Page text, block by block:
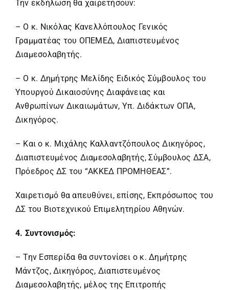
Την εκδήλωση θα χαιρετήσουν:
– Ο κ. Νικόλας Κανελλόπουλος Γενικός
Γραμματέας του ΟΠΕΜΕΔ, Διαπιστευμένος
Διαμεσολαβητής.
– Ο κ. Δημήτρης Μελίδης Ειδικός Σύμβουλος του
Υπουργού Δικαιοσύνης Διαφάνειας και
Ανθρωπίνων Δικαιωμάτων, Υπ. Διδάκτων ΟΠΑ,
Δικηγόρος.
– Και ο κ. Μιχάλης Καλλαντζόπουλος Δικηγόρος,
Διαπιστευμένος Διαμεσολαβητής, Σύμβουλος ΔΣΑ,
Πρόεδρος ΔΣ του “ΑΚΚΕΔ ΠΡΟΜΗΘΕΑΣ”.
Χαιρετισμό θα απευθύνει, επίσης, Εκπρόσωπος του
ΔΣ του Βιοτεχνικού Επιμελητηρίου Αθηνών.
4. Συντονισμός:
– Την Εσπερίδα θα συντονίσει ο κ. Δημήτρης
Μάντζος, Δικηγόρος, Διαπιστευμένος
Διαμεσολαβητής, μέλος της Επιτροπής